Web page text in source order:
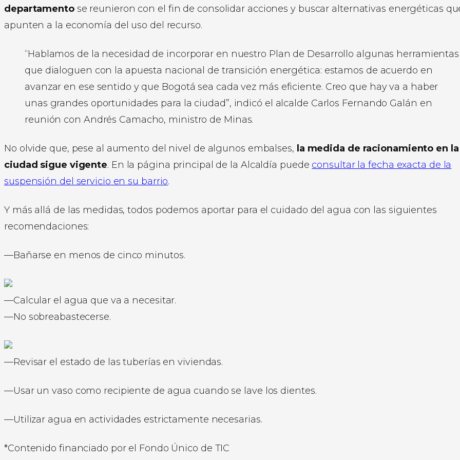
departamentose reunieron con el fin de consolidar acciones y buscar alternativas energéticas
apunten a la economía del uso del recurso.
“Hablamos de la necesidad de incorporar en nuestro Plan de Desarrollo algunas herramientas
que dialoguen con la apuesta nacional de transición energética: estamos de acuerdo en
avanzar en ese sentido y que Bogotá sea cada vez más eficiente. Creo que hay va a haber
unas grandes oportunidades para la ciudad”, indicó el alcalde Carlos Fernando Galán en
reunión con Andrés Camacho, ministro de Minas.
No olvide que, pese al aumento del nivel de algunos embalses, la medida de racionamiento en la
ciudad sigue vigente. En la página principal de la Alcaldía puede consultar la fecha exacta de la
suspensión del servicio en su barrio.
Y más allá de las medidas, todos podemos aportar para el cuidado del agua con las siguientes
recomendaciones:
—Bañarse en menos de cinco minutos.
—Calcular el agua que va a necesitar.
—No sobreabastecerse.
—Revisar el estado de las tuberías en viviendas.
—Usar un vaso como recipiente de agua cuando se lave los dientes.
—Utilizar agua en actividades estrictamente necesarias.
*Contenido financiado por el Fondo Único de TIC